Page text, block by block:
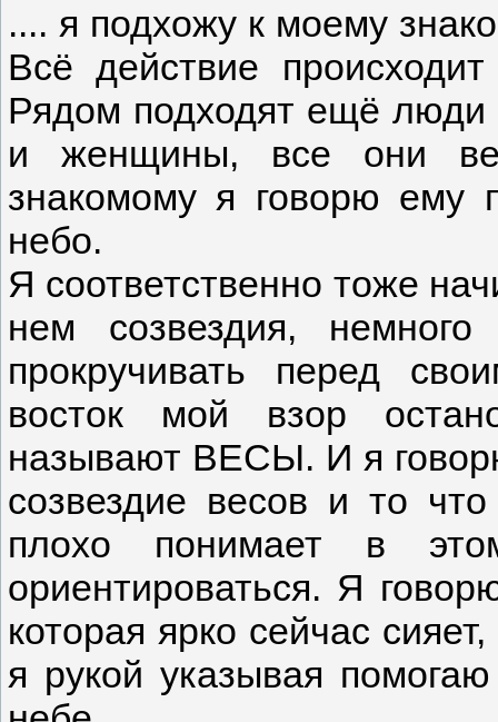
.... я подхожу к моему
Всё действие
Рядом подходят ещё
и женщины, все они
знакомому я говорю ему
небо.
Я соответственно тоже
нем созвездия,
прокручивать перед
восток мой взор
называют ВЕСЫ. И я
созвездие весов и то
плохо понимает в
ориентироваться. Я
которая ярко сейчас
я рукой указывая